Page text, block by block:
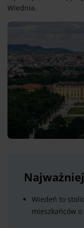
Wiednia.
Wiedeń to
mieszkańców